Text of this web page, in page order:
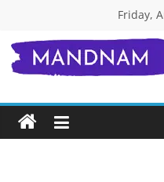
content
Friday,
जाने
एक-